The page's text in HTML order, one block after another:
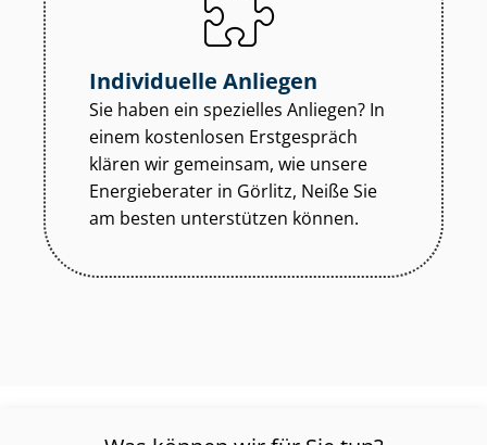
Individuelle Anliegen
Sie haben ein spezielles Anliegen? In
einem kostenlosen Erstgespräch
klären wir gemeinsam, wie unsere
Energieberater in Görlitz, Neiße Sie
am besten unterstützen können.